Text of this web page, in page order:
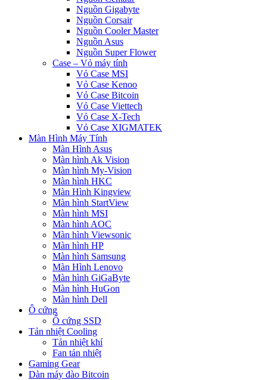
Nguồn Gigabyte
Nguồn Corsair
Nguồn Cooler Master
Nguồn Asus
Nguồn Super Flower
Case – Vỏ máy tính
Vỏ Case MSI
Vỏ Case Kenoo
Vỏ Case Bitcoin
Vỏ Case Viettech
Vỏ Case X-Tech
Vỏ Case XIGMATEK
Màn Hình Máy Tính
Màn Hình Asus
Màn hình Ak Vision
Màn hình My-Vision
Màn hình HKC
Màn Hình Kingview
Màn hình StartView
Màn hình MSI
Màn hình AOC
Màn hình Viewsonic
Màn hình HP
Màn hình Samsung
Màn Hình Lenovo
Màn hình GiGaByte
Màn hình HuGon
Màn hình Dell
Ô cứng
Ổ cứng SSD
Tản nhiệt Cooling
Tản nhiệt khí
Fan tản nhiệt
Gaming Gear
Dàn máy đào Bitcoin